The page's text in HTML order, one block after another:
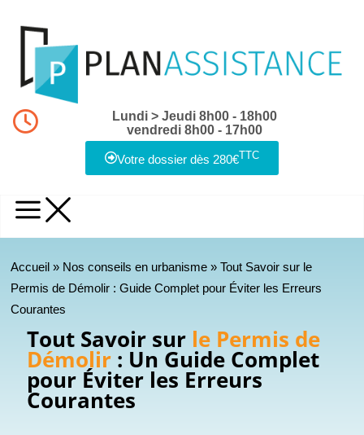
Lundi > Jeudi 8h00 - 18h00
vendredi 8h00 - 17h00
Votre dossier dès 280€TTC
Accueil » Nos conseils en urbanisme »Tout Savoir sur le
Permis de Démolir : Guide Complet pour Éviter les Erreurs
Courantes
Tout Savoir sur le Permis de
Démolir : Un Guide Complet
pour Éviter les Erreurs
Courantes